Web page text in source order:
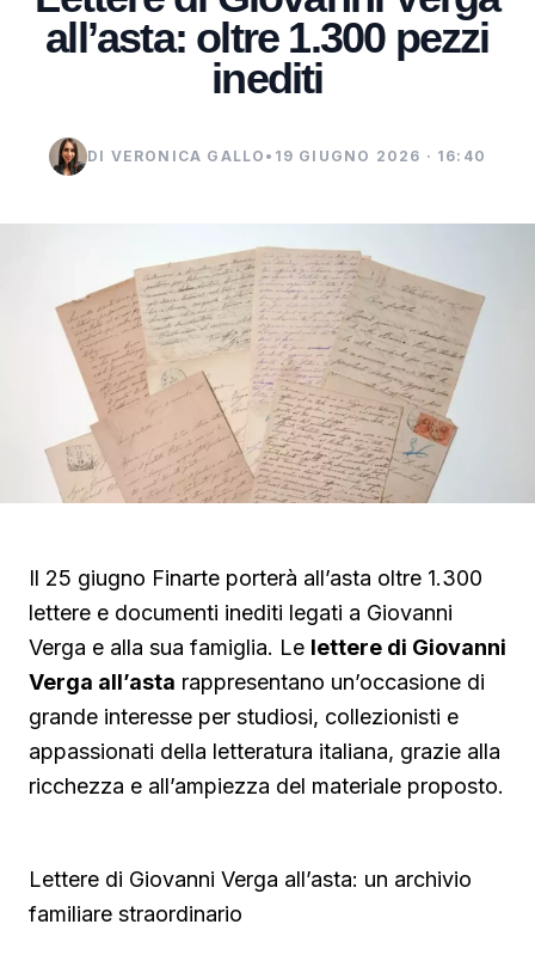
all’asta: oltre 1.300 pezzi
inediti
DI VERONICA GALLO • 19 GIUGNO 2026 · 16:40
Il 25 giugno Finarte porterà all’asta oltre 1.300
lettere e documenti inediti legati a Giovanni
Verga e alla sua famiglia. Le lettere di Giovanni
Verga all’asta rappresentano un’occasione di
grande interesse per studiosi, collezionisti e
appassionati della letteratura italiana, grazie alla
ricchezza e all’ampiezza del materiale proposto.
Lettere di Giovanni Verga all’asta: un archivio
familiare straordinario